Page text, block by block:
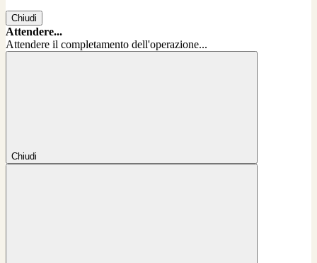
Chiudi
Attendere...
Attendere il completamento dell'operazione...
Chiudi